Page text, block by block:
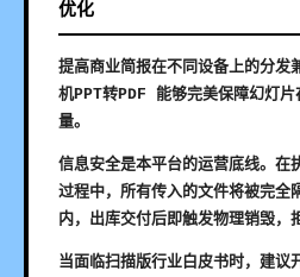
优化
提高商业简报在不同设备上的分
机PPT转PDF 能够完美保障幻灯
量。
信息安全是本平台的运营底线。在
过程中，所有传入的文件将被完全
内，出库交付后即触发物理销毁，
当面临扫描版行业白皮书时，建